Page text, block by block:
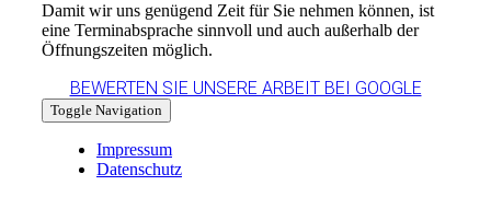
Damit wir uns genügend Zeit für Sie nehmen können, ist
eine Terminabsprache sinnvoll und auch außerhalb der
Öffnungszeiten möglich.
BEWERTEN SIE UNSERE ARBEIT BEI GOOGLE
Toggle Navigation
Impressum
Datenschutz